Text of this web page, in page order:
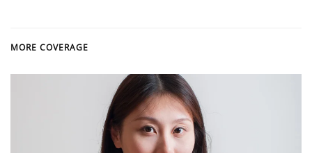
MORE COVERAGE